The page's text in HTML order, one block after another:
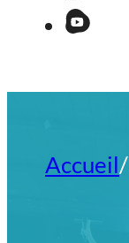
Accueil/